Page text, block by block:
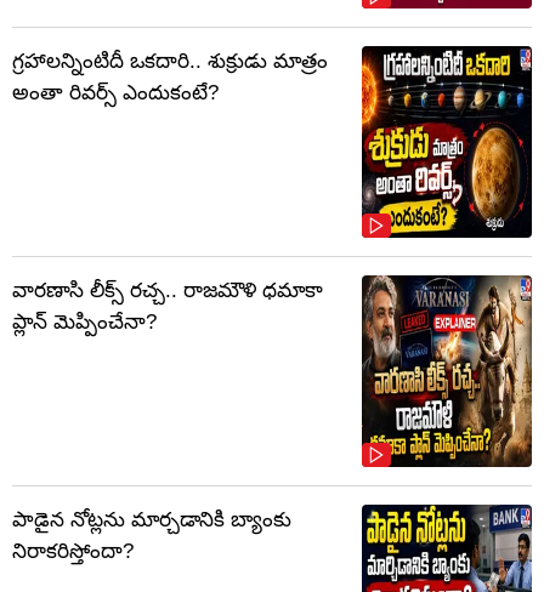
గ్రహాలన్నింటిదీ ఒకదారి.. శుక్రుడు మాత్రం
అంతా రివర్స్ ఎందుకంటే?
వారణాసి లీక్స్ రచ్చ.. రాజమౌళి ధమాకా
ప్లాన్ మెప్పించేనా?
పాడైన నోట్లను మార్చడానికి బ్యాంకు
నిరాకరిస్తోందా?